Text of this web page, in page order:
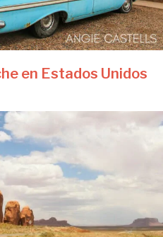
en Estados Unidos